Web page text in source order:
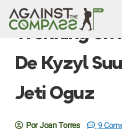
Trekking en
De Kyzyl
Jeti Oguz
Por Joan Torres 9